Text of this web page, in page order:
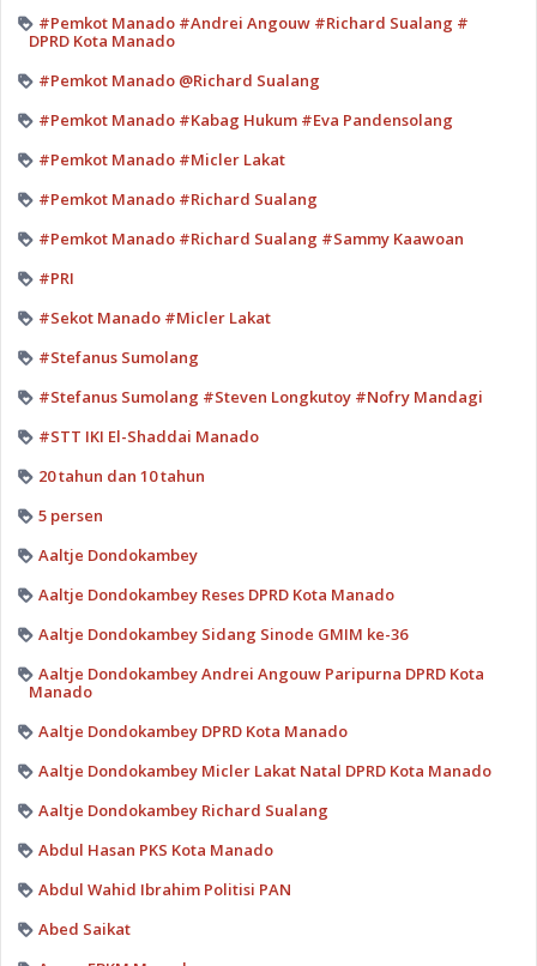
#Pemkot Manado #Andrei Angouw #Richard Sualang #
DPRD Kota Manado
#Pemkot Manado @Richard Sualang
#Pemkot Manado #Kabag Hukum #Eva Pandensolang
#Pemkot Manado #Micler Lakat
#Pemkot Manado #Richard Sualang
#Pemkot Manado #Richard Sualang #Sammy Kaawoan
#PRI
#Sekot Manado #Micler Lakat
#Stefanus Sumolang
#Stefanus Sumolang #Steven Longkutoy #Nofry Mandagi
#STT IKI El-Shaddai Manado
20 tahun dan 10 tahun
5 persen
Aaltje Dondokambey
Aaltje Dondokambey Reses DPRD Kota Manado
Aaltje Dondokambey Sidang Sinode GMIM ke-36
Aaltje Dondokambey Andrei Angouw Paripurna DPRD Kota
Manado
Aaltje Dondokambey DPRD Kota Manado
Aaltje Dondokambey Micler Lakat Natal DPRD Kota Manado
Aaltje Dondokambey Richard Sualang
Abdul Hasan PKS Kota Manado
Abdul Wahid Ibrahim Politisi PAN
Abed Saikat